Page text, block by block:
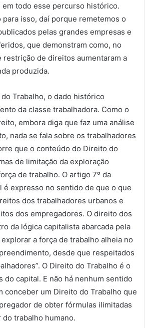
em todo esse percurso histórico.
para isso, daí porque remetemos o
pelas grandes empresas e
que demonstram como, no
restrição de direitos aumentaram a
produzida.
Trabalho, o dado histórico
da classe trabalhadora. Como o
embora diga que faz uma análise
nada se fala sobre os trabalhadores
que o conteúdo do Direito do
de limitação da exploração
de trabalho. O artigo 7º da
é expresso no sentido de que o que
dos trabalhadores urbanos e
dos empregadores. O direito dos
da lógica capitalista abarcada pela
a força de trabalho alheia no
desde que respeitados
O Direito do Trabalho é o
do capital. E não há nenhum sentido
conceber um Direito do Trabalho que
de obter fórmulas ilimitadas
trabalho humano.